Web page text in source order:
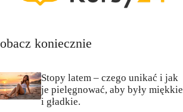
koniecznie
Stopy latem – czego unikać i jak
je pielęgnować, aby były miękkie
i gładkie.